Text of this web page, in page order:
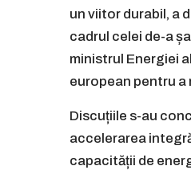
un viitor durabil, a
cadrul celei de-a
ministrul Energiei
european pentru
Discuțiile s-au
accelerarea
capacității de